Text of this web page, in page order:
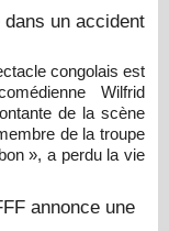
un accident
congolais est
Wilfrid
de la scène
de la troupe
», a perdu la vie
annonce une